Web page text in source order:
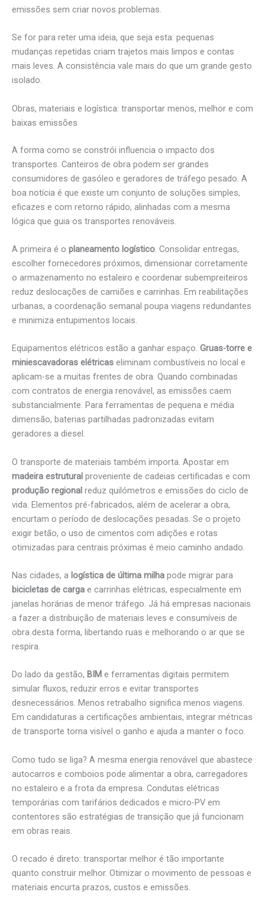
emissões sem criar novos problemas.
Se for para reter uma ideia, que seja esta: pequenas
mudanças repetidas criam trajetos mais limpos e contas
mais leves. A consistência vale mais do que um grande gesto
isolado.
Obras, materiais e logística: transportar menos, melhor e com
baixas emissões
A forma como se constrói influencia o impacto dos
transportes. Canteiros de obra podem ser grandes
consumidores de gasóleo e geradores de tráfego pesado. A
boa notícia é que existe um conjunto de soluções simples,
eficazes e com retorno rápido, alinhadas com a mesma
lógica que guia os transportes renováveis.
A primeira é o planeamento logístico. Consolidar entregas,
escolher fornecedores próximos, dimensionar corretamente
o armazenamento no estaleiro e coordenar subempreiteiros
reduz deslocações de camiões e carrinhas. Em reabilitações
urbanas, a coordenação semanal poupa viagens redundantes
e minimiza entupimentos locais.
Equipamentos elétricos estão a ganhar espaço. Gruas-torre e
miniescavadoras elétricas eliminam combustíveis no local e
aplicam-se a muitas frentes de obra. Quando combinadas
com contratos de energia renovável, as emissões caem
substancialmente. Para ferramentas de pequena e média
dimensão, baterias partilhadas padronizadas evitam
geradores a diesel.
O transporte de materiais também importa. Apostar em
madeira estrutural proveniente de cadeias certificadas e com
produção regional reduz quilómetros e emissões do ciclo de
vida. Elementos pré-fabricados, além de acelerar a obra,
encurtam o período de deslocações pesadas. Se o projeto
exigir betão, o uso de cimentos com adições e rotas
otimizadas para centrais próximas é meio caminho andado.
Nas cidades, a logística de última milha pode migrar para
bicicletas de carga e carrinhas elétricas, especialmente em
janelas horárias de menor tráfego. Já há empresas nacionais
a fazer a distribuição de materiais leves e consumíveis de
obra desta forma, libertando ruas e melhorando o ar que se
respira.
Do lado da gestão, BIM e ferramentas digitais permitem
simular fluxos, reduzir erros e evitar transportes
desnecessários. Menos retrabalho significa menos viagens.
Em candidaturas a certificações ambientais, integrar métricas
de transporte torna visível o ganho e ajuda a manter o foco.
Como tudo se liga? A mesma energia renovável que abastece
autocarros e comboios pode alimentar a obra, carregadores
no estaleiro e a frota da empresa. Condutas elétricas
temporárias com tarifários dedicados e micro-PV em
contentores são estratégias de transição que já funcionam
em obras reais.
O recado é direto: transportar melhor é tão importante
quanto construir melhor. Otimizar o movimento de pessoas e
materiais encurta prazos, custos e emissões.